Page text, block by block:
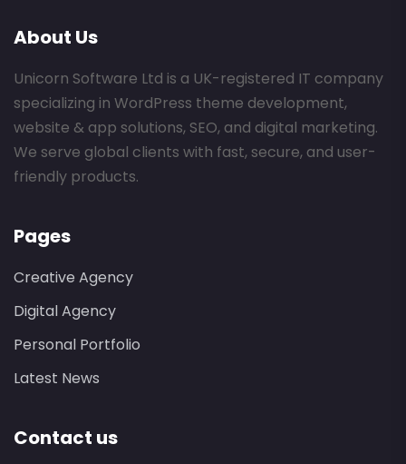
About Us
Unicorn Software Ltd is a UK-registered IT company
specializing in WordPress theme development,
website & app solutions, SEO, and digital marketing.
We serve global clients with fast, secure, and user-
friendly products.
Pages
Creative Agency
Digital Agency
Personal Portfolio
Latest News
Contact us